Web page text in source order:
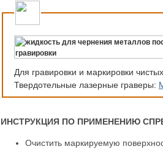
Для гравировки и маркировки
Твердотельные лазерные граверы:
ИНСТРУКЦИЯ ПО ПРИМЕНЕНИЮ
Очистить маркируемую